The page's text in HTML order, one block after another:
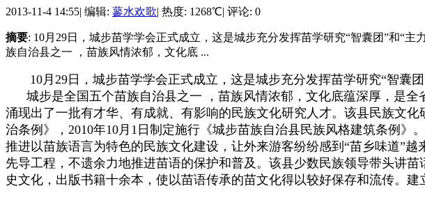
2013-11-4 14:55| 编辑: 蓼水欢歌| 热度: 1268℃| 评论: 0
摘要: 10月29日，城步苗学学会正式成立，这是城步充分发挥苗学研究“智囊团”和“
族自治县之一 ，苗族风情浓郁，文化底 ...
10月29日，城步苗学学会正式成立，这是城步充分发挥苗学研究“智囊团
城步是全国五个苗族自治县之一 ，苗族风情浓郁，文化底蕴深厚，是全
涌现出了一批有才华、有成就、有影响的民族文化研究人才。该县民族文
治条例》，2010年10月1日制定施行《城步苗族自治县民族风格建筑条例
推进以苗族语言为特色的民族文化建设，让外来游客纷纷感到“苗乡味道”
先导工程，不遗余力地推进苗语的保护和普及。该县少数民族领导带头讲
史文化，出版书籍十余本，使以苗语传承的苗文化得以较好保存和流传。